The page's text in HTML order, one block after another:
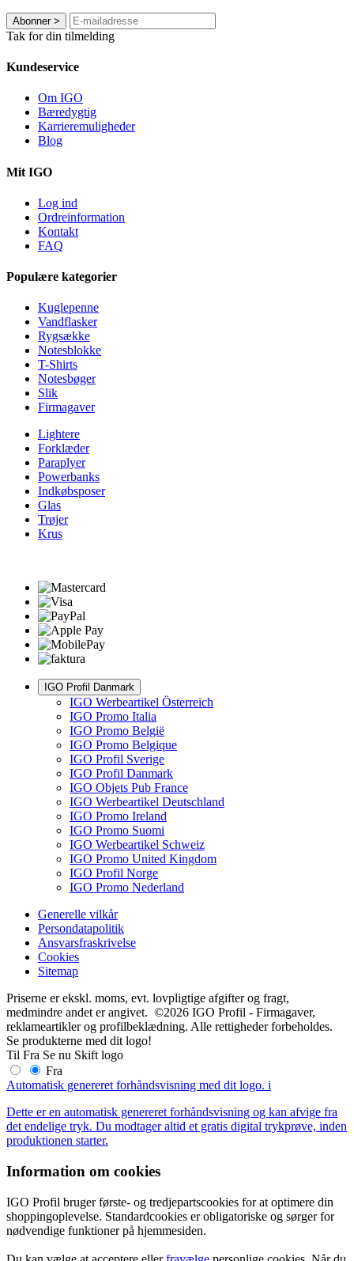
Abonner>
Tak for din tilmelding
Kundeservice
Om IGO
Bæredygtig
Karrieremuligheder
Blog
Mit IGO
Log ind
Ordreinformation
Kontakt
FAQ
Populære kategorier
Kuglepenne
Vandflasker
Rygsække
Notesblokke
T-Shirts
Notesbøger
Slik
Firmagaver
Lightere
Forklæder
Paraplyer
Powerbanks
Indkøbsposer
Glas
Trøjer
Krus
IGO Profil Danmark
IGO Werbeartikel Österreich
IGO Promo Italia
IGO Promo België
IGO Promo Belgique
IGO Profil Sverige
IGO Profil Danmark
IGO Objets Pub France
IGO Werbeartikel Deutschland
IGO Promo Ireland
IGO Promo Suomi
IGO Werbeartikel Schweiz
IGO Promo United Kingdom
IGO Profil Norge
IGO Promo Nederland
Generelle vilkår
Persondatapolitik
Ansvarsfraskrivelse
Cookies
Sitemap
Priserne er ekskl. moms, evt. lovpligtige afgifter og fragt,
medmindre andet er angivet. ©2026 IGO Profil - Firmagaver,
reklameartikler og profilbeklædning. Alle rettigheder forbeholdes.
Se produkterne med dit logo!
Til Fra Se nu Skift logo
Fra
Automatisk genereret forhåndsvisning med dit logo. i
Dette er en automatisk genereret forhåndsvisning og kan afvige fra
det endelige tryk. Du modtager altid et gratis digital trykprøve, inden
produktionen starter.
Information om cookies
IGO Profil bruger første- og tredjepartscookies for at optimere din
shoppingoplevelse. Standardcookies er obligatoriske og sørger for
nødvendige funktioner på hjemmesiden.